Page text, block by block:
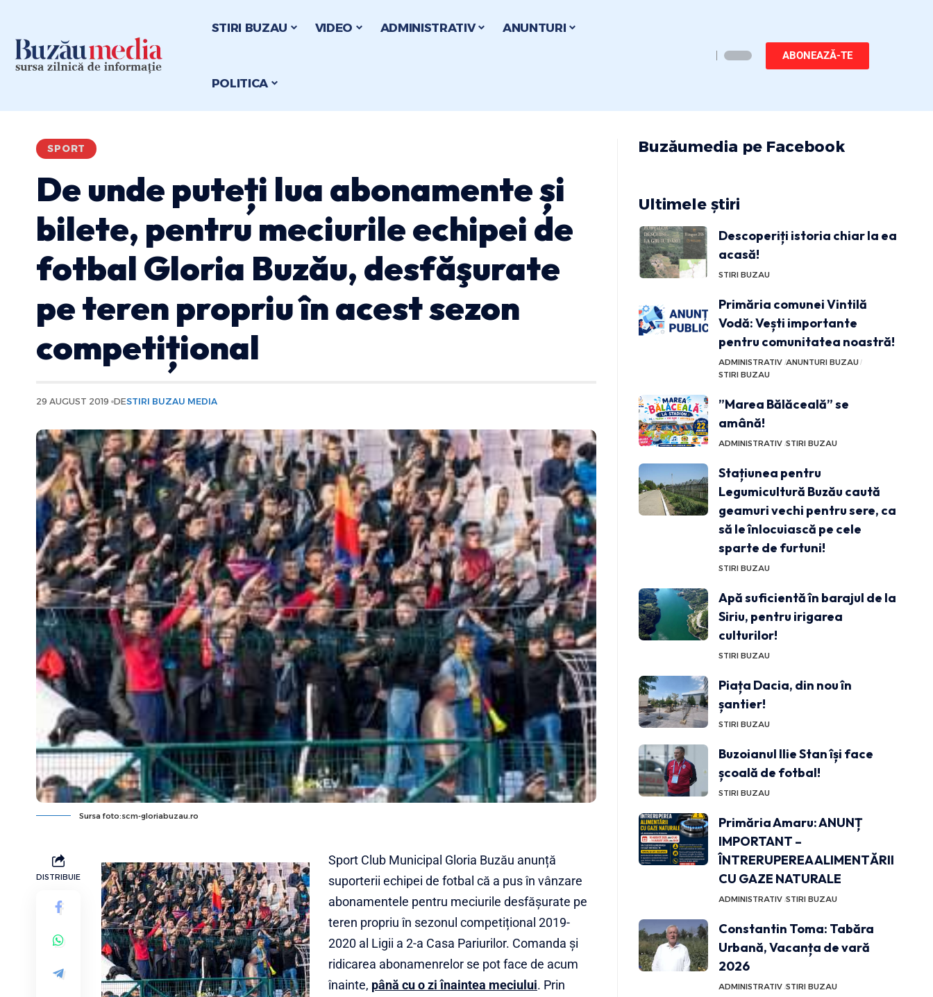
STIRI BUZAU VIDEO ADMINISTRATIV ANUNTURI
POLITICA
ABONEAZĂ-TE
SPORT
De unde puteți lua abonamente și
bilete, pentru meciurile echipei de
fotbal Gloria Buzău, desfăşurate
pe teren propriu în acest sezon
competițional
29 AUGUST 2019 DESTIRI BUZAU MEDIA
Sursa foto:scm-gloriabuzau.ro
DISTRIBUIE
Sport Club Municipal Gloria Buzău anunță
suporterii echipei de fotbal că a pus în vânzare
abonamentele pentru meciurile desfăşurate pe
teren propriu în sezonul competițional 2019-
2020 al Ligii a 2-a Casa Pariurilor. Comanda şi
ridicarea abonamenrelor se pot face de acum
înainte, până cu o zi înaintea meciului. Prin
Buzăumedia pe Facebook
Ultimele știri
Descoperiți istoria chiar la ea
acasă!
STIRI BUZAU
Primăria comunei Vintilă
Vodă: Vești importante
pentru comunitatea noastră!
ADMINISTRATIV ANUNTURI BUZAU
STIRI BUZAU
”Marea Bălăceală” se
amână!
ADMINISTRATIV STIRI BUZAU
Stațiunea pentru
Legumicultură Buzău caută
geamuri vechi pentru sere, ca
să le înlocuiască pe cele
sparte de furtuni!
STIRI BUZAU
Apă suficientă în barajul de la
Siriu, pentru irigarea
culturilor!
STIRI BUZAU
Piața Dacia, din nou în
șantier!
STIRI BUZAU
Buzoianul Ilie Stan își face
școală de fotbal!
STIRI BUZAU
Primăria Amaru: ANUNȚ
IMPORTANT –
ÎNTRERUPEREA ALIMENTĂRII
CU GAZE NATURALE
ADMINISTRATIV STIRI BUZAU
Constantin Toma: Tabăra
Urbană, Vacanța de vară
2026
ADMINISTRATIV STIRI BUZAU